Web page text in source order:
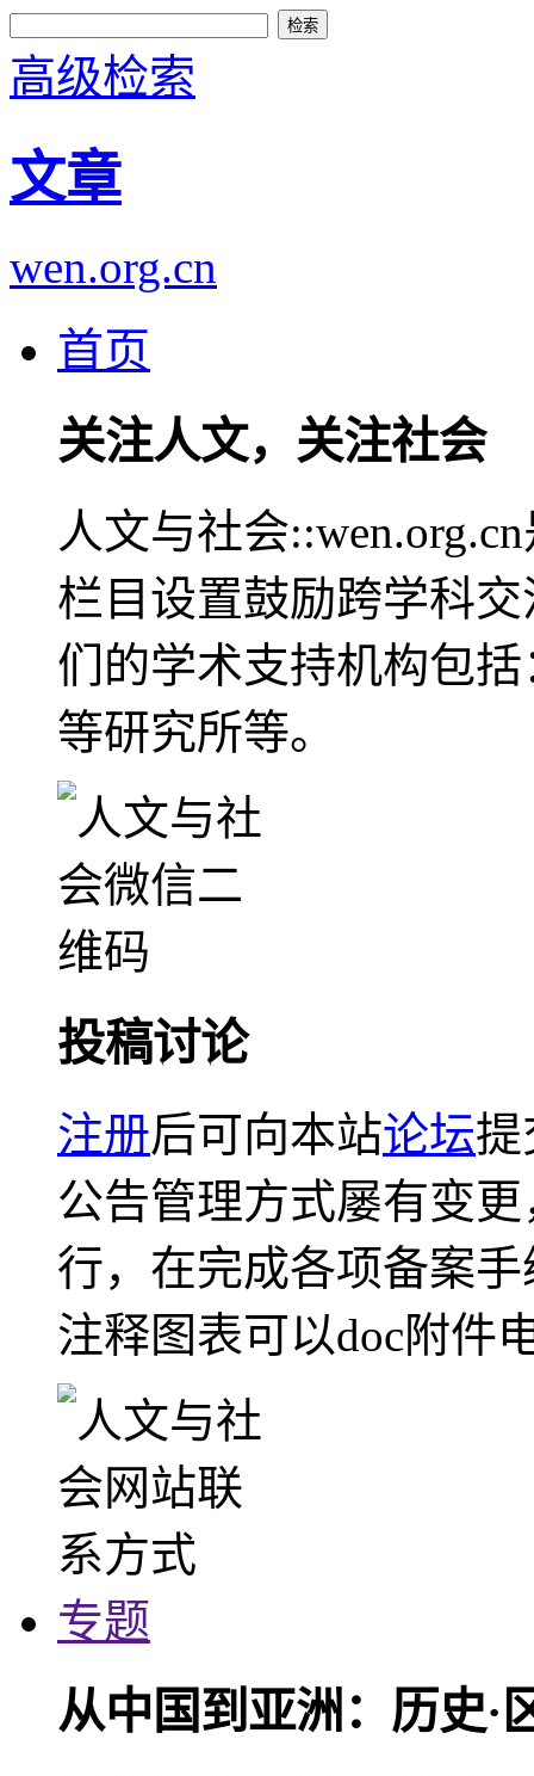
高级检索
文章
wen.org.cn
首页
关注人文，关注社会
人文与社会
栏目设置鼓励跨学科
们的学术支持机构包
等研究所等。
投稿讨论
注册后可向本站论坛提
公告管理方式屡有变
行，在完成各项备案
注释图表可以doc附件
专题
从中国到亚洲：历史·